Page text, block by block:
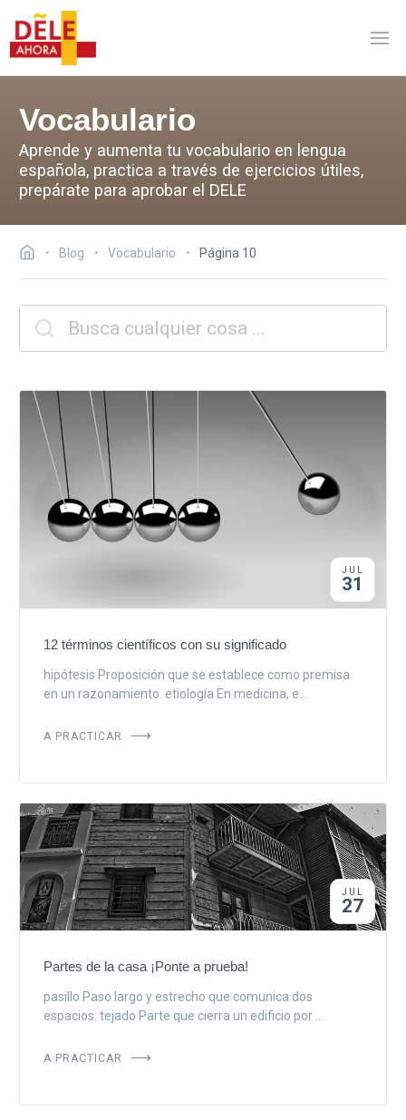
Vocabulario
Aprende y aumenta tu vocabulario en lengua
española, practica a través de ejercicios útiles,
prepárate para aprobar el DELE
Blog Vocabulario Página 10
JUL
31
12 términos científicos con su significado
hipótesis Proposición que se establece como premisa
en un razonamiento. etiología En medicina, e...
A PRACTICAR
JUL
27
Partes de la casa ¡Ponte a prueba!
pasillo Paso largo y estrecho que comunica dos
espacios. tejado Parte que cierra un edificio por ...
A PRACTICAR